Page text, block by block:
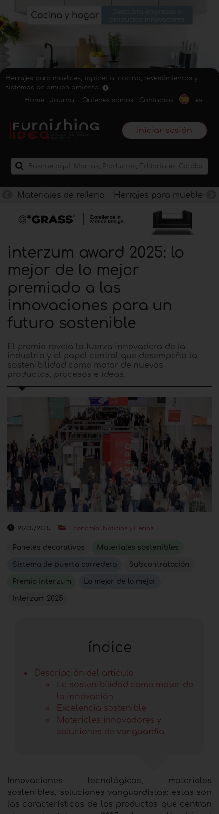
Herrajes para muebles, tapicería, cocina, revestimientos y
sistemas de amueblamiento.
Home
Journal Quienes somos Contactos es
Iniciar sesión
Materiales de relleno Herrajes para muebles
interzum award 2025: lo
mejor de lo mejor
premiado a las
innovaciones para un
futuro sostenible
El premio revela la fuerza innovadora de la
industria y el papel central que desempeña la
sostenibilidad como motor de nuevos
productos, procesos e ideas.
21/05/2025 Economía, Noticias y Ferias
Paneles decorativos Materiales sostenibles
Sistema de puerta corredera Subcontratación
Premio interzum Lo mejor de lo mejor
Interzum 2025
índice
Descripción del articulo
La sostenibilidad como motor de
la innovación
Excelencia sostenible
Materiales innovadores y
soluciones de vanguardia
Innovaciones tecnológicas, materiales
sostenibles, soluciones vanguardistas: estas son
las características de los productos que centran